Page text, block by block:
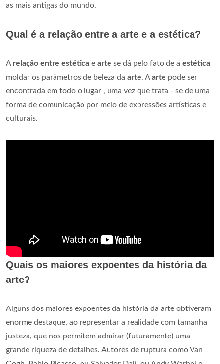
as mais antigas do mundo.
Qual é a relação entre a arte e a estética?
A relação entre estética e arte se dá pelo fato de a estética
moldar os parâmetros de beleza da arte. Aarte pode ser
encontrada em todo o lugar , uma vez que trata - se de uma
forma de comunicação por meio de expressões artísticas e
culturais.
Quais os maiores expoentes da história da
arte?
Alguns dos maiores expoentes da história da arte obtiveram
enorme destaque, ao representar a realidade com tamanha
justeza, que nos permitem admirar (futuramente) uma
grande riqueza de detalhes. Autores de ruptura como Van